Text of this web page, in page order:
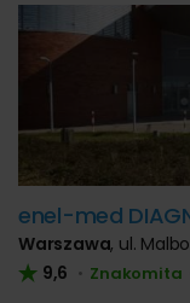
enel-med
Warszawa, ul.
9,6 • Znakomita